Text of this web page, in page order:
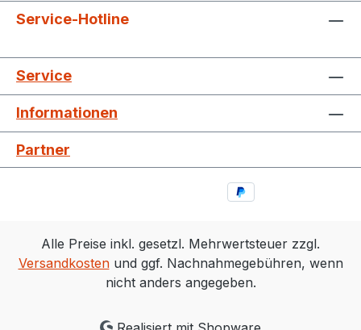
Service-Hotline
Service
Informationen
Partner
Alle Preise inkl. gesetzl. Mehrwertsteuer zzgl.
Versandkostenund ggf. Nachnahmegebühren, wenn
nicht anders angegeben.